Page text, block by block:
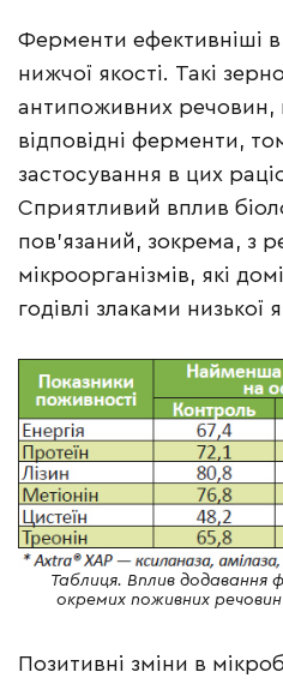
Ферменти ефективніші в
нижчої якості. Такі
антипоживних речовин,
відповідні ферменти,
застосування в цих
Сприятливий вплив
пов’язаний, зокрема, з
мікроорганізмів, які
годівлі злаками низької
Таблиця. Вплив
окремих поживних речовин
Позитивні зміни в